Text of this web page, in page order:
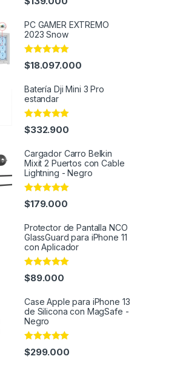
out of 5
PC GAMER EXTREMO
2023 Snow
Rated4.91
out of 5
$18.097.000
Batería Dji Mini 3 Pro
estandar
Rated4.91
out of 5
$332.900
Cargador Carro Belkin
Mixit 2 Puertos con Cable
Lightning - Negro
Rated 4.98
out of 5
$179.000
Protector de Pantalla NCO
GlassGuard para iPhone 11
con Aplicador
Rated4.97
out of 5
$89.000
Case Apple para iPhone 13
de Silicona con MagSafe -
Negro
Rated4.92
out of 5
$299.000